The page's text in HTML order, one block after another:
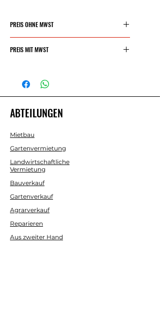
PREIS OHNE MWST
PREIS MIT MWST
ABTEILUNGEN
Mietbau
Gartenvermietung
Landwirtschaftliche
Vermietung
Bauverkauf
Gartenverkauf
Agrarverkauf
Reparieren
Aus zweiter Hand